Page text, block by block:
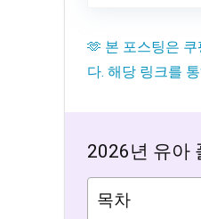
🫶 본 포스팅은
다. 해당 링크를
2026년 유아
목차